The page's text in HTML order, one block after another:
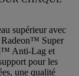
supérieur avec
Super
Anti-Lag et
pour les
une qualité